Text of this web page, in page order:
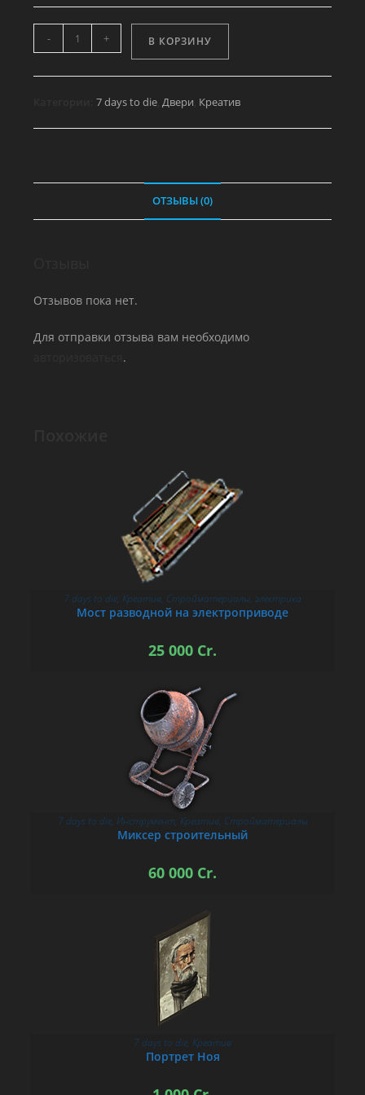
Количество
товара
Входная
- + В КОРЗИНУ
Категории:7 days to die ,Двери Креатив
ОТЗЫВЫ (0)
Отзывов пока нет.
Для отправки отзыва вам необходимо
.
В КОРЗИНУ
7 days to die, Креатив, Стройматериалы, электрика
Мост разводной на электроприводе
25 000 Cr.
В КОРЗИНУ
7 days to die, Инструмент, Креатив, Стройматериалы
Миксер строительный
60 000 Cr.
В КОРЗИНУ
7 days to die, Креатив
Портрет Ноя